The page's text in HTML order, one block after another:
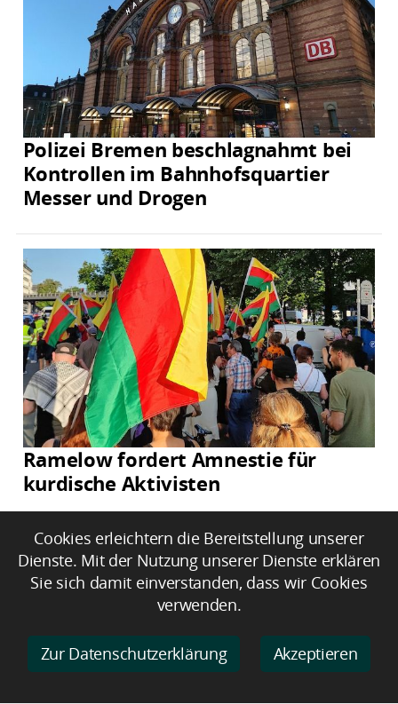
Polizei Bremen beschlagnahmt bei
Kontrollen im Bahnhofsquartier
Messer und Drogen
Ramelow fordert Amnestie für
kurdische Aktivisten
Cookies erleichtern die Bereitstellung unserer
Dienste. Mit der Nutzung unserer Dienste erklären
Sie sich damit einverstanden, dass wir Cookies
verwenden.
Zur Datenschutzerklärung Akzeptieren